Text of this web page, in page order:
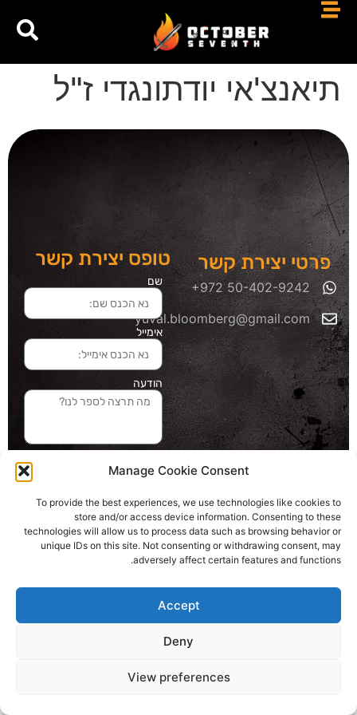
Manage Cookie Consent
To provide the best experiences, we use technologies like cookies to
store and/or access device information. Consenting to these
technologies will allow us to process data such as browsing behavior or
unique IDs on this site. Not consenting or withdrawing consent, may
adversely affect certain features and functions.
Accept
Deny
View preferences
תיאנצ'אי יודתונגדי ז"ל
פרטי יצירת קשר
yuval.bloomberg@gmail.com
טופס יצירת קשר
שם
אימייל
הודעה
בדרך אלינו
האתר עוצב ונבנה ע"י סטודיו מומנטום
כל הזכויות שמורות ליובל בלומברג 2024